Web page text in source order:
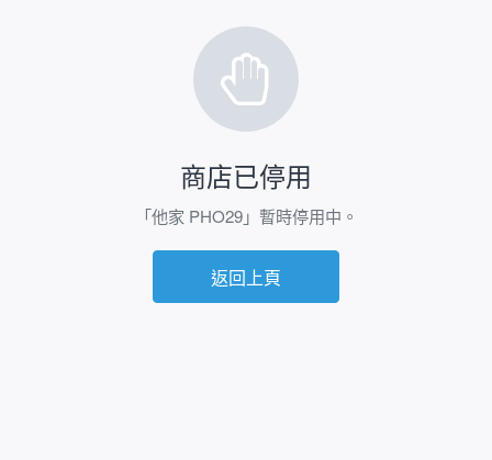
商店已停用
「他家 PHO29」暫時停用中。
返回上頁